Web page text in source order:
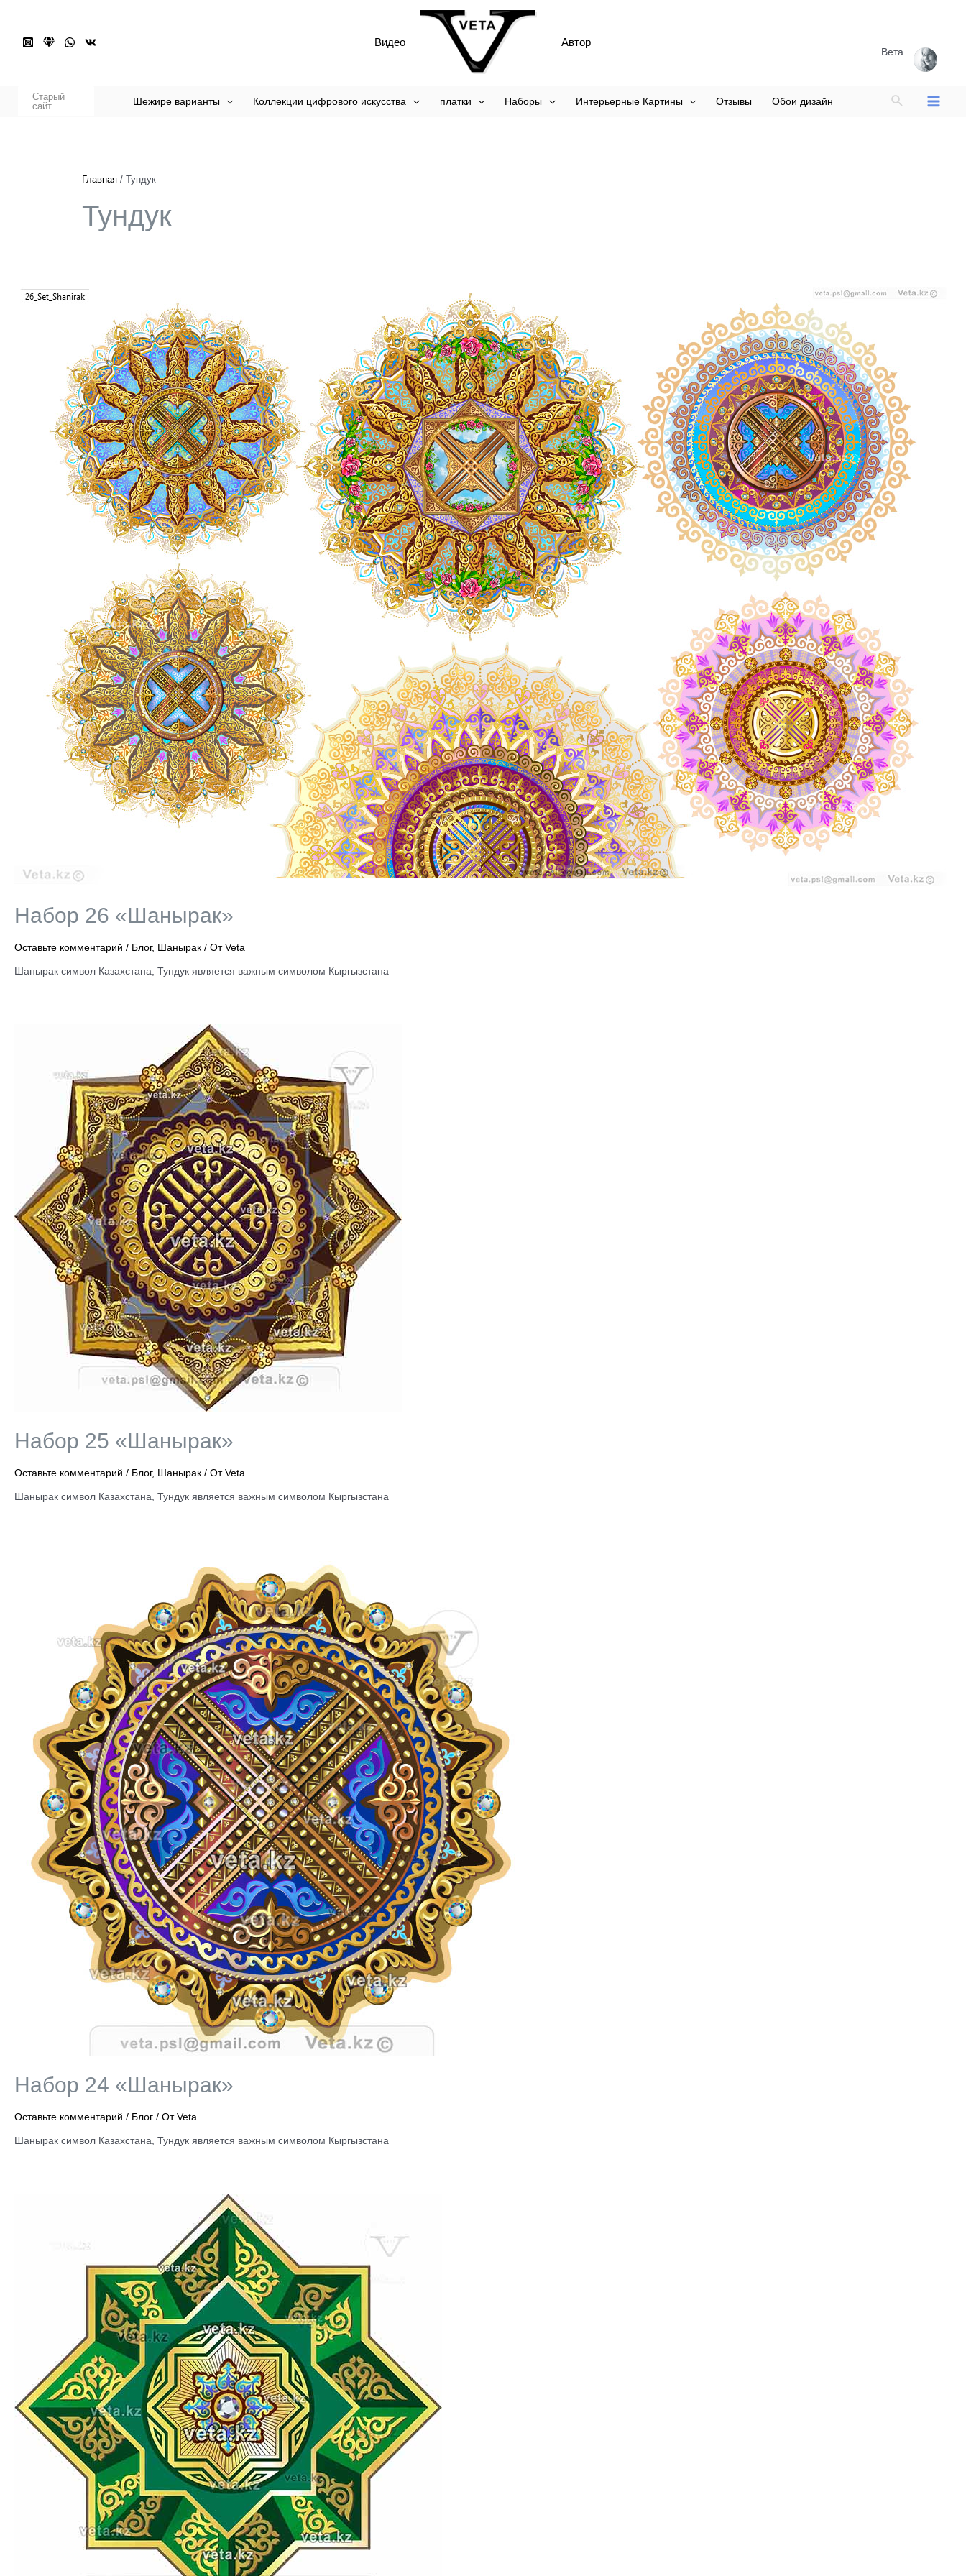
Видео Автор
Вета
Старый
сайт
Шежире варианты Коллекции цифрового искусства платки Наборы Интерьерные Картины Отзывы Обои дизайн Поиск
Главная Тундук
Тундук
Набор 26 «Шанырак»
Оставьте комментарий / Блог, Шанырак / От Veta
Шанырак символ Казахстана, Тундук является важным символом Кыргызстана
Набор 25 «Шанырак»
Оставьте комментарий / Блог, Шанырак / От Veta
Шанырак символ Казахстана, Тундук является важным символом Кыргызстана
Набор 24 «Шанырак»
Оставьте комментарий / Блог / От Veta
Шанырак символ Казахстана, Тундук является важным символом Кыргызстана